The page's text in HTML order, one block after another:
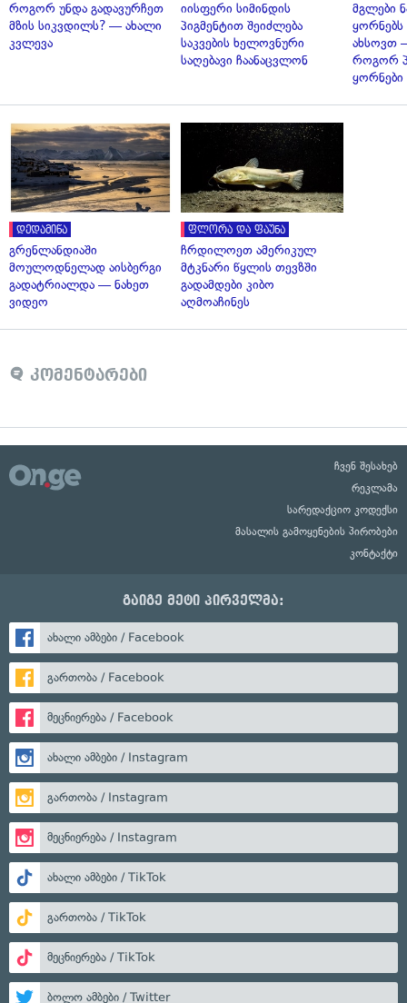
როგორ უნდა გადავურჩეთ
მზის სიკვდილს? — ახალი
კვლევა
იისფერი სიმინდის
პიგმენტით შეიძლება
საკვების ხელოვნური
საღებავი ჩაანაცვლონ
მგლები
ახსოვთ
როგორ
ყორნები
დედამიწა
გრენლანდიაში
მოულოდნელად აისბერგი
გადატრიალდა — ნახეთ
ვიდეო
ფლორა და ფაუნა
ჩრდილოეთ ამერიკულ
მტკნარი წყლის თევზში
გადამდები კიბო
აღმოაჩინეს
კომენტარები
ჩვენ შესახებ
რეკლამა
სარედაქციო კოდექსი
მასალის გამოყენების პირობები
კონტაქტი
გაიგე მეტი პირველმა:
ახალი ამბები / Facebook
გართობა / Facebook
მეცნიერება / Facebook
ახალი ამბები / Instagram
გართობა / Instagram
მეცნიერება / Instagram
ახალი ამბები / TikTok
გართობა / TikTok
მეცნიერება / TikTok
ბოლო ამბები / Twitter